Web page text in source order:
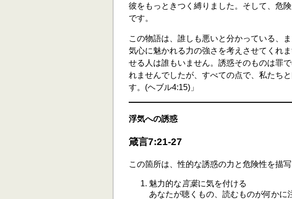
彼をもっときつく縛りました。そして、危
です。
この物語は、誰しも悪いと分かっている、
気心に魅かれる力の強さを考えさせてくれ
せる人は誰もいません。誘惑そのものは罪
れませんでしたが、すべての点で、私たち
す。(ヘブル4:15)」
浮気への誘惑
箴言7:21-27
この箇所は、性的な誘惑の力と危険性を描写
魅力的な 言葉に気を付ける
あなたが聴くもの、読むものが何かに